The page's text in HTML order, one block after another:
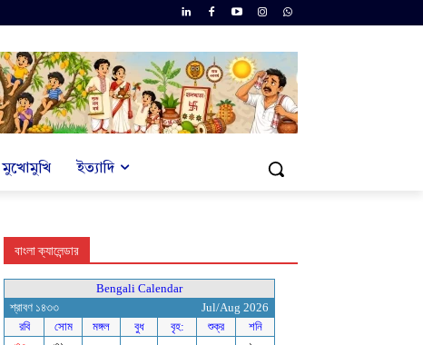
মুখোমুখি ইত্যাদি
বাংলা ক্যালেন্ডার